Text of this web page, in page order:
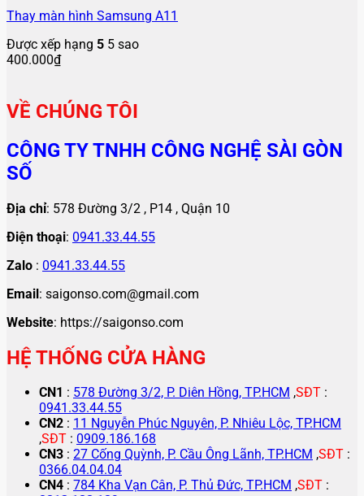
Thay màn hình Samsung A11
Được xếp hạng 5 5 sao
400.000₫
VỀ CHÚNG TÔI
CÔNG TY TNHH CÔNG NGHỆ SÀI GÒN
SỐ
Địa chỉ: 578 Đường 3/2 , P14 , Quận 10
Điện thoại: 0941.33.44.55
Zalo : 0941.33.44.55
Email: saigonso.com@gmail.com
Website: https://saigonso.com
HỆ THỐNG CỬA HÀNG
CN1 : 578 Đường 3/2, P. Diên Hồng, TP.HCM ,SĐT :
0941.33.44.55
CN2 : 11 Nguyễn Phúc Nguyên, P. Nhiêu Lộc, TP.HCM
,SĐT : 0909.186.168
CN3 : 27 Cống Quỳnh, P. Cầu Ông Lãnh, TP.HCM ,SĐT :
0366.04.04.04
CN4 : 784 Kha Vạn Cân, P. Thủ Đức, TP.HCM ,SĐT :